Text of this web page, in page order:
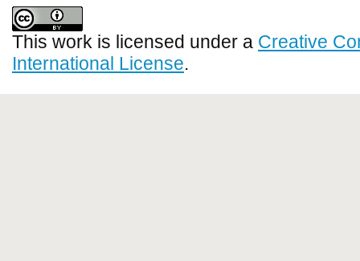
This work is licensed under a Creative
International License.